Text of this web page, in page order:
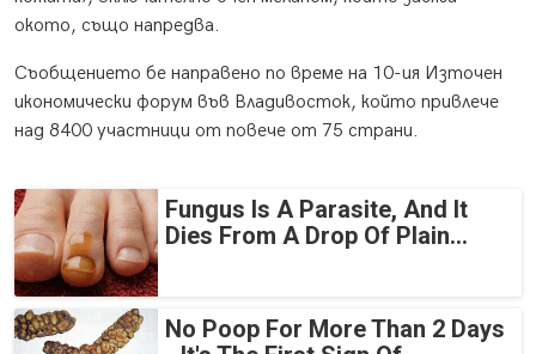
окото, също напредва.
Съобщението бе направено по време на 10-ия Източен
икономически форум във Владивосток, който привлече
над 8400 участници от повече от 75 страни.
Fungus Is A Parasite, And It
Dies From A Drop Of Plain...
No Poop For More Than 2 Days